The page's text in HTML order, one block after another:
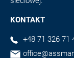
KONTAKT
+48 71 326 71